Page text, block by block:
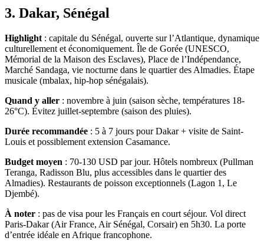
3. Dakar, Sénégal
Highlight : capitale du Sénégal, ouverte sur l’Atlantique, dynamique
culturellement et économiquement. Île de Gorée (UNESCO,
Mémorial de la Maison des Esclaves), Place de l’Indépendance,
Marché Sandaga, vie nocturne dans le quartier des Almadies. Étape
musicale (mbalax, hip-hop sénégalais).
Quand y aller : novembre à juin (saison sèche, températures 18-
26°C). Évitez juillet-septembre (saison des pluies).
Durée recommandée : 5 à 7 jours pour Dakar + visite de Saint-
Louis et possiblement extension Casamance.
Budget moyen : 70-130 USD par jour. Hôtels nombreux (Pullman
Teranga, Radisson Blu, plus accessibles dans le quartier des
Almadies). Restaurants de poisson exceptionnels (Lagon 1, Le
Djembé).
À noter : pas de visa pour les Français en court séjour. Vol direct
Paris-Dakar (Air France, Air Sénégal, Corsair) en 5h30. La porte
d’entrée idéale en Afrique francophone.